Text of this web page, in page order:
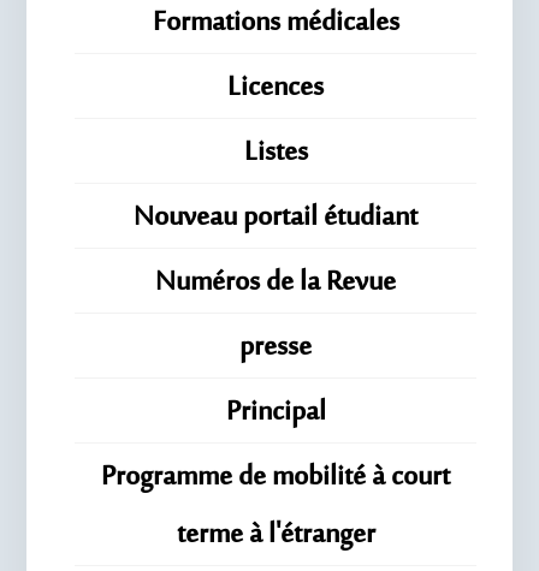
Formations médicales
Licences
Listes
Nouveau portail étudiant
Numéros de la Revue
presse
Principal
Programme de mobilité à court
terme à l'étranger